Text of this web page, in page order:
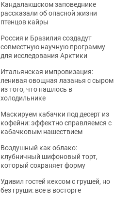
Кандалакшском заповеднике
рассказали об опасной жизни
птенцов кайры
Россия и Бразилия создадут
совместную научную программу
для исследования Арктики
Итальянская импровизация:
ленивая овощная лазанья с сыром
из того, что нашлось в
холодильнике
Маскируем кабачки под десерт из
кофейни: эффектно справляемся с
кабачковым нашествием
Воздушный как облако:
клубничный шифоновый торт,
который сохраняет форму
Удивил гостей кексом с грушей, но
без груши: все в восторге